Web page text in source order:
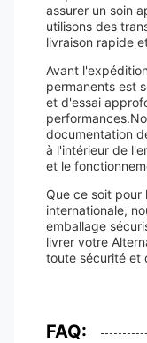
assurer un soin
utilisons des
livraison rapide
Avant
permanents est
et d'essai
documentation
à l'intérieur de
et le
Que ce soit pour
internationale,
emballage
livrer votre
toute sécurité et
FAQ: